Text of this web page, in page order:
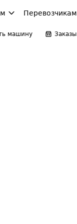
Перевозчикам
машину Заказы